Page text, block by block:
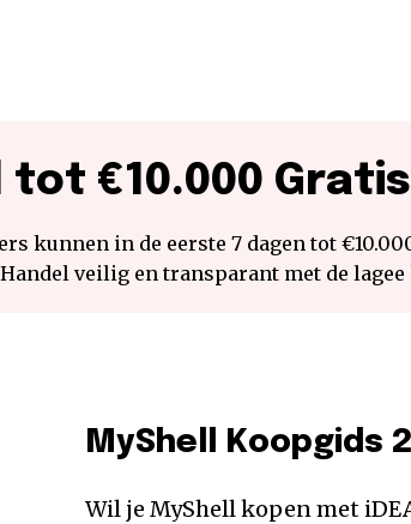
tot €10.000 Gratis
kunnen in de eerste 7 dagen tot
veilig en transparant met de lagee
MyShell Koopgids
Wil je MyShell kopen met